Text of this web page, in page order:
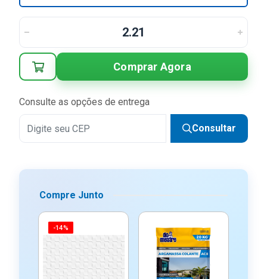
Comprar Agora
Consulte as opções de entrega
Consultar
Compre Junto
-14%